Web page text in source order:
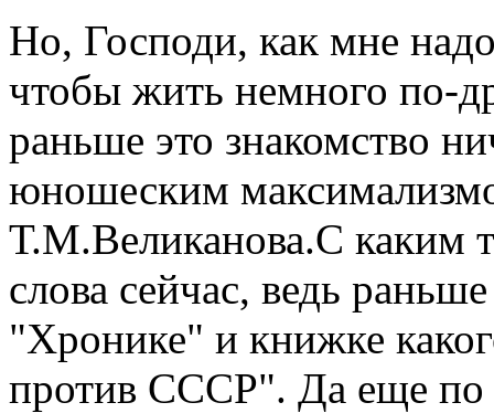
Но, Господи, как мне
чтобы жить немного по-
раньше это знакомство
юношеским
Т.М.Великанова.С каким
слова сейчас, ведь
"Хронике" и книжке
против СССР". Да еще по